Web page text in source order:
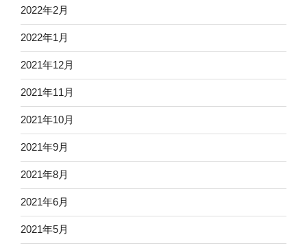
2022年2月
2022年1月
2021年12月
2021年11月
2021年10月
2021年9月
2021年8月
2021年6月
2021年5月